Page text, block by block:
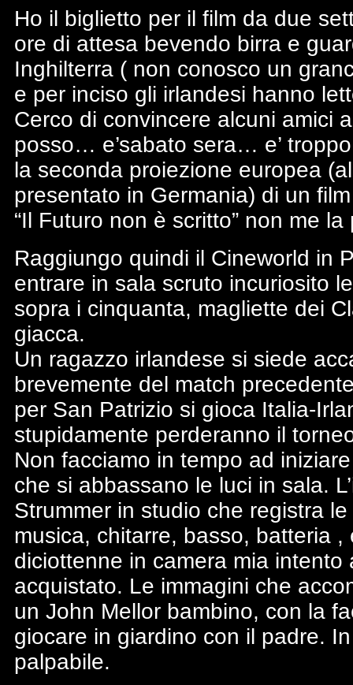
Ho il biglietto per il film da due
ore di attesa bevendo birra e
Inghilterra ( non conosco un
e per inciso gli irlandesi hanno
Cerco di convincere alcuni amici
posso… e’sabato sera… e’
la seconda proiezione europea
presentato in Germania) di un
“Il Futuro non è scritto” non me
Raggiungo quindi il Cineworld in
entrare in sala scruto incuriosito
sopra i cinquanta, magliette dei
giacca.
Un ragazzo irlandese si siede
brevemente del match
per San Patrizio si gioca Italia-
stupidamente perderanno il
Non facciamo in tempo ad
che si abbassano le luci in sala.
Strummer in studio che registra
musica, chitarre, basso, batteria ,
diciottenne in camera mia
acquistato. Le immagini che
un John Mellor bambino, con la
giocare in giardino con il padre. In
palpabile.